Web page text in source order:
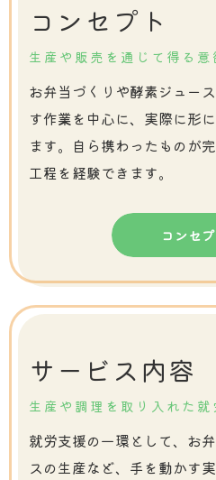
コンセプト
生産や販売を通じて得る意
お弁当づくりや酵素ジュー
す作業を中心に、実際に形
ます。自ら携わったものが
工程を経験できます。
コンセ
サービス内容
生産や調理を取り入れた就
就労支援の一環として、お
スの生産など、手を動かす